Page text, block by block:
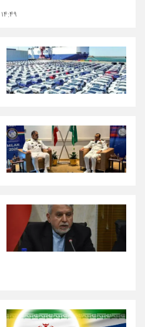
۱۴:۴۹ - ۱۴۰۴/۱۲/۰۲